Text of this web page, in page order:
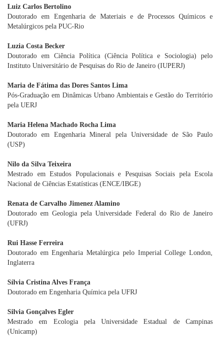
Luiz Carlos Bertolino
Doutorado em Engenharia de Materiais e de Processos Químicos e
Metalúrgicos pela PUC-Rio
Luzia Costa Becker
Doutorado em Ciência Política (Ciência Política e Sociologia) pelo
Instituto Universitário de Pesquisas do Rio de Janeiro (IUPERJ)
Maria de Fátima das Dores Santos Lima
Pós-Graduação em Dinâmicas Urbano Ambientais e Gestão do Território
pela UERJ
Maria Helena Machado Rocha Lima
Doutorado em Engenharia Mineral pela Universidade de São Paulo
(USP)
Nilo da Silva Teixeira
Mestrado em Estudos Populacionais e Pesquisas Sociais pela Escola
Nacional de Ciências Estatísticas (ENCE/IBGE)
Renata de Carvalho Jimenez Alamino
Doutorado em Geologia pela Universidade Federal do Rio de Janeiro
(UFRJ)
Rui Hasse Ferreira
Doutorado em Engenharia Metalúrgica pelo Imperial College London,
Inglaterra
Sílvia Cristina Alves França
Doutorado em Engenharia Química pela UFRJ
Silvia Gonçalves Egler
Mestrado em Ecologia pela Universidade Estadual de Campinas
(Unicamp)